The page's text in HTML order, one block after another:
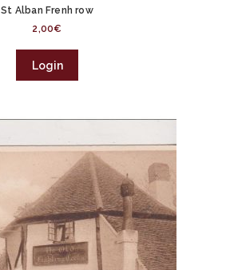
St Alban Frenh row
2,00€
Login